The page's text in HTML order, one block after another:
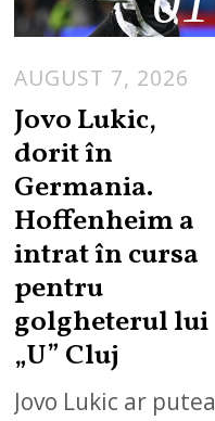
AUGUST 7, 2026
Jovo Lukic,
dorit în
Germania.
Hoffenheim a
intrat în cursa
pentru
golgheterul lui
„U” Cluj
Jovo Lukic ar putea